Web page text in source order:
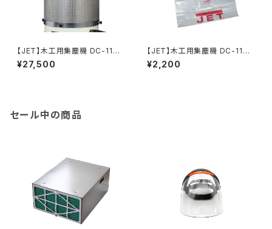
【JET】木工用集塵機 DC-1100
VX用 2ミクロンキャニスターフ
ィルター
¥27,500
【JET】木工用集塵機 DC-1100
VX専用 集塵ポリ袋 5枚入り
¥2,200
セール中の商品